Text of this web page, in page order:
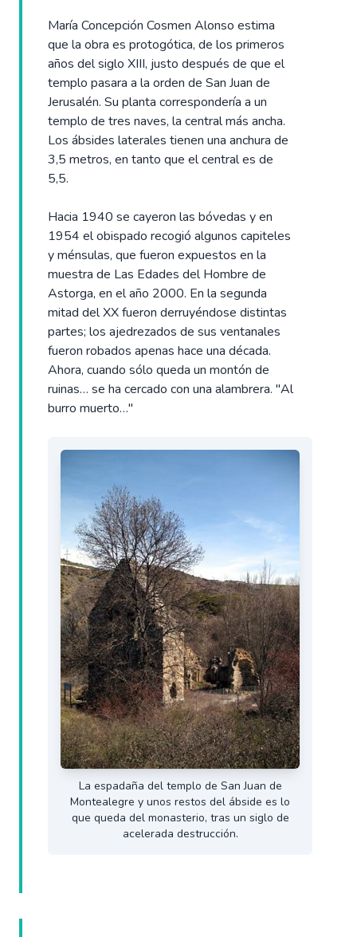
María Concepción Cosmen Alonso estima
que la obra es protogótica, de los primeros
años del siglo XIII, justo después de que el
templo pasara a la orden de San Juan de
Jerusalén. Su planta correspondería a un
templo de tres naves, la central más ancha.
Los ábsides laterales tienen una anchura de
3,5 metros, en tanto que el central es de
5,5.
Hacia 1940 se cayeron las bóvedas y en
1954 el obispado recogió algunos capiteles
y ménsulas, que fueron expuestos en la
muestra de Las Edades del Hombre de
Astorga, en el año 2000. En la segunda
mitad del XX fueron derruyéndose distintas
partes; los ajedrezados de sus ventanales
fueron robados apenas hace una década.
Ahora, cuando sólo queda un montón de
ruinas… se ha cercado con una alambrera. "Al
burro muerto…"
La espadaña del templo de San Juan de
Montealegre y unos restos del ábside es lo
que queda del monasterio, tras un siglo de
acelerada destrucción.